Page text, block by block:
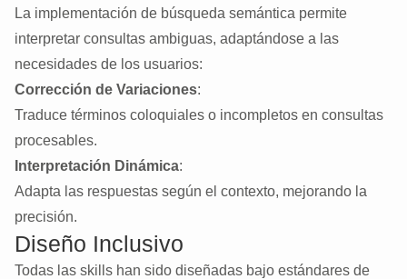
La implementación de búsqueda semántica permite
interpretar consultas ambiguas, adaptándose a las
necesidades de los usuarios:
Corrección de Variaciones:
Traduce términos coloquiales o incompletos en consultas
procesables.
Interpretación Dinámica:
Adapta las respuestas según el contexto, mejorando la
precisión.
Diseño Inclusivo
Todas las skills han sido diseñadas bajo estándares de